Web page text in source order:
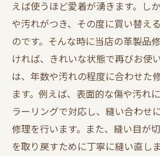
えば使うほど愛着が湧きます。し
や汚れがつき、その度に買い替え
のです。そんな時に当店の革製品
ければ、きれいな状態で再びお使
は、年数や汚れの程度に合わせた
ます。例えば、表面的な傷や汚れ
ラーリングで対応し、縫い合わせ
修理を行います。また、縫い目が
を取り戻すために丁寧に縫い直し